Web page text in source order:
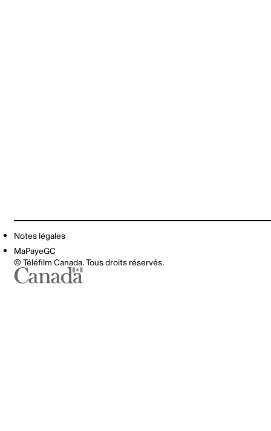
Notes légales
MaPayeGC
© Téléfilm Canada. Tous droits réservés.